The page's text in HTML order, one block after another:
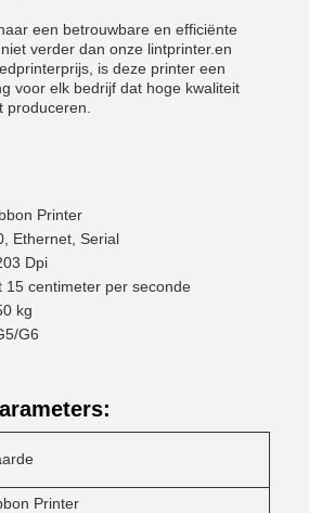
een betrouwbare en efficiënte
verder dan onze lintprinter.en
is deze printer een
voor elk bedrijf dat hoge kwaliteit
produceren.
Printer
Ethernet, Serial
Dpi
15 centimeter per seconde
kg
G6
Printer